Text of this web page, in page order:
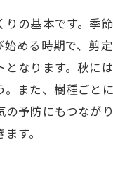
の基本です。季
める時期で、剪
なります。秋に
また、樹種ご
予防にもつなが
す。